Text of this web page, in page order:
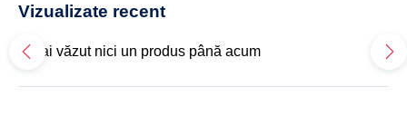
Vizualizate recent
Nu ai văzut nici un produs până acum